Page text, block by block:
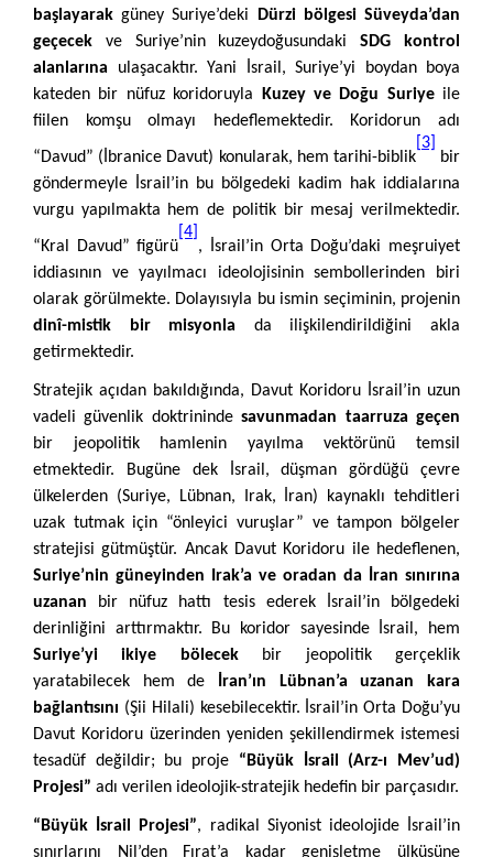
başlayarak güney Suriye’deki Dürzi bölgesi Süveyda’dan
geçecek ve Suriye’nin kuzeydoğusundakiSDG kontrol
alanlarına ulaşacaktır. Yani İsrail, Suriye’yi boydan boya
kateden bir nüfuz koridoruyla Kuzey ve Doğu Suriye ile
fiilen komşu olmayı hedeflemektedir. Koridorun adı
“Davud” (İbranice Davut) konularak, hem tarihi-biblik
[3]
bir
göndermeyle İsrail’in bu bölgedeki kadim hak iddialarına
vurgu yapılmakta hem de politik bir mesaj verilmektedir.
“Kral Davud” figürü
[4]
, İsrail’in Orta Doğu’daki meşruiyet
iddiasının ve yayılmacı ideolojisinin sembollerinden biri
olarak görülmekte. Dolayısıyla bu ismin seçiminin, projenin
dinî-mistik bir misyonla da ilişkilendirildiğini akla
getirmektedir.
Stratejik açıdan bakıldığında, Davut Koridoru İsrail’in uzun
vadeli güvenlik doktrinindesavunmadan taarruza geçen
bir jeopolitik hamlenin yayılma vektörünü temsil
etmektedir. Bugüne dek İsrail, düşman gördüğü çevre
ülkelerden (Suriye, Lübnan, Irak, İran) kaynaklı tehditleri
uzak tutmak için “önleyici vuruşlar” ve tampon bölgeler
stratejisi gütmüştür. Ancak Davut Koridoru ile hedeflenen,
Suriye’nin güneyinden Irak’a ve oradan da İran sınırına
uzanan bir nüfuz hattı tesis ederek İsrail’in bölgedeki
derinliğini arttırmaktır. Bu koridor sayesinde İsrail, hem
Suriye’yi ikiye bölecekbir jeopolitik gerçeklik
yaratabilecek hem de
İran’ın Lübnan’a uzanan kara
bağlantısını (Şii Hilali) kesebilecektir. İsrail’in Orta Doğu’yu
Davut Koridoru üzerinden yeniden şekillendirmek istemesi
tesadüf değildir; bu proje “Büyük İsrail (Arz-ı Mev’ud)
Projesi” adı verilen ideolojik-stratejik hedefin bir parçasıdır.
“Büyük İsrail Projesi”, radikal Siyonist ideolojide İsrail’in
sınırlarını Nil’den Fırat’a kadar genişletme ülküsüne